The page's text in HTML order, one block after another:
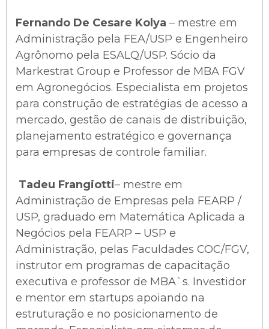
Fernando De Cesare Kolya – mestre em
Administração pela FEA/USP e Engenheiro
Agrônomo pela ESALQ/USP. Sócio da
Markestrat Group e Professor de MBA FGV
em Agronegócios. Especialista em projetos
para construção de estratégias de acesso a
mercado, gestão de canais de distribuição,
planejamento estratégico e governança
para empresas de controle familiar.
Tadeu Frangiotti– mestre em
Administração de Empresas pela FEARP /
USP, graduado em Matemática Aplicada a
Negócios pela FEARP – USP e
Administração, pelas Faculdades COC/FGV,
instrutor em programas de capacitação
executiva e professor de MBA`s. Investidor
e mentor em startups apoiando na
estruturação e no posicionamento de